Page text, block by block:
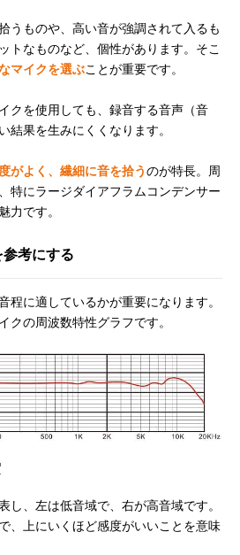
うものや、高い音が強調されて入るも
トなものなど、個性があります。そこ
マイクを選ぶことが重要です。
クを使用しても、録音する音声（音
結果を生みにくくなります。
がよく、繊細に音を拾うのが特長。周
特にラージダイアフラムコンデンサー
力です。
考にする
程に適しているかが重要になります。
クの周波数特性グラフです。
し、左は低音域で、右が高音域です。
、上にいくほど感度がいいことを意味